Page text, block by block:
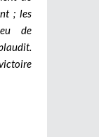
; les
de